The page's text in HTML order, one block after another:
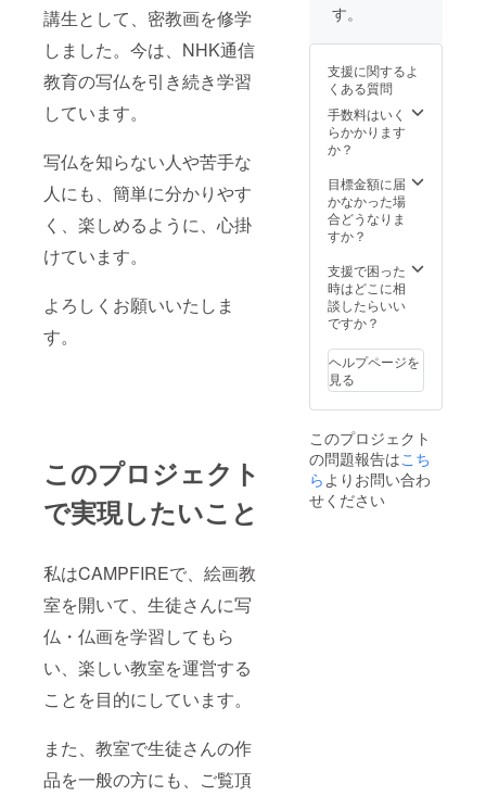
講生として、密教画を修学
しました。今は、NHK通信
教育の写仏を引き続き学習
しています。
写仏を知らない人や苦手な
人にも、簡単に分かりやす
く、楽しめるように、心掛
けています。
よろしくお願いいたしま
す。
このプロジェクト
で実現したいこと
私はCAMPFIREで、絵画教
室を開いて、生徒さんに写
仏・仏画を学習してもら
い、楽しい教室を運営する
ことを目的にしています。
また、教室で生徒さんの作
品を一般の方にも、ご覧頂
最終有
限 令
和５年
８月２
６日土
曜日迄
の実施
場所迄
の交通
費は自
でお願
いしま
す 仏画
A 4写真
は、 リ
ターン
数量ー
125枚
イズーA
4 素
材ープ
リント
写真 デ
す。
支援に関するよ
くある質問
手数料はいく
らかかります
か？
目標金額に届
かなかった場
合どうなりま
すか？
支援で困った
時はどこに相
談したらいい
ですか？
ヘルプページを
見る
このプロジェクト
の問題報告はこち
ら よりお問い合わ
せください